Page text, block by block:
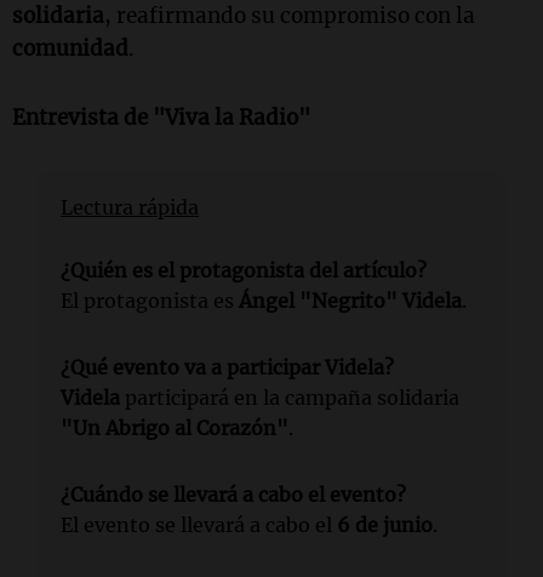
solidaria, reafirmando su compromiso con la
comunidad .
Entrevista de "Viva la Radio"
Lectura rápida
¿Quién es el protagonista del artículo?
El protagonista es Ángel "Negrito" Videla.
¿Qué evento va a participar Videla?
Videla participará en la campaña solidaria
"Un Abrigo al Corazón".
¿Cuándo se llevará a cabo el evento?
El evento se llevará a cabo el 6 de junio.